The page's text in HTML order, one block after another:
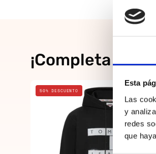
Esta
Las
y
redes
que
¡Completa el
Negro
50% DESCUENTO